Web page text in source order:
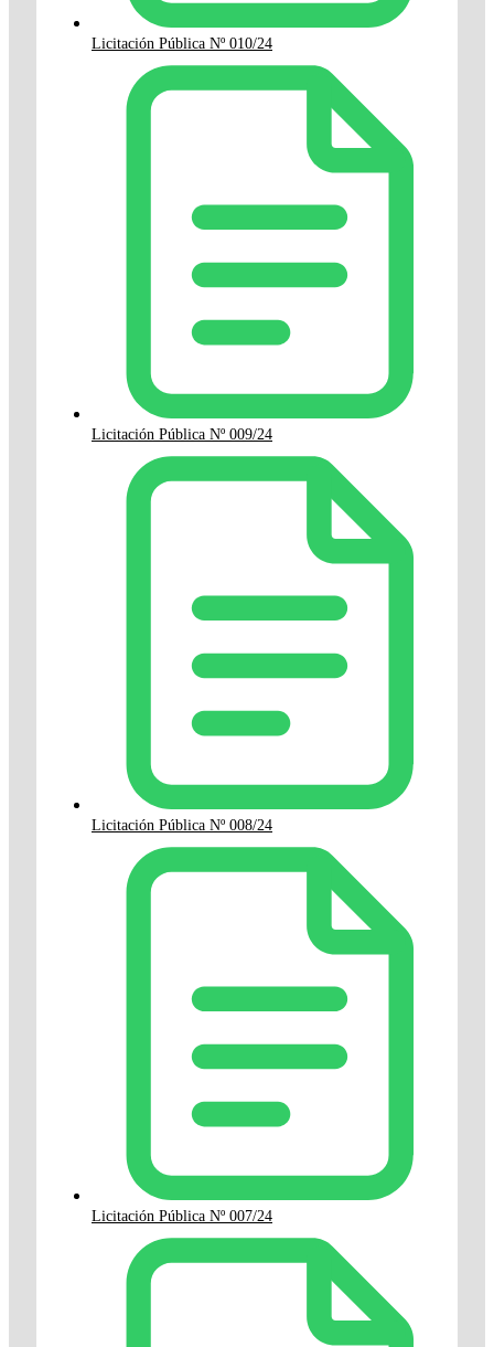
Licitación Pública Nº 010/24
Licitación Pública Nº 009/24
Licitación Pública Nº 008/24
Licitación Pública Nº 007/24